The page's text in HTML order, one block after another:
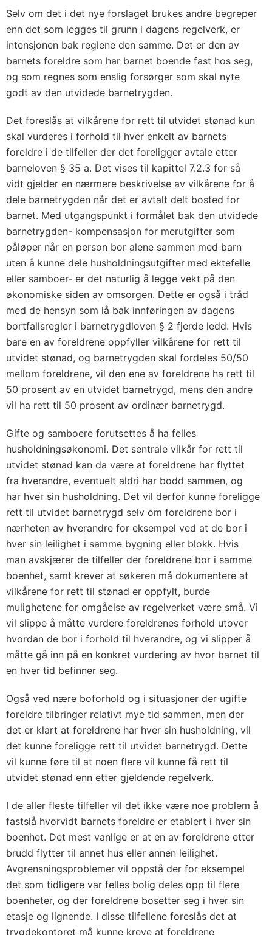
Selv om det i det nye forslaget brukes andre begreper
enn det som legges til grunn i dagens regelverk, er
intensjonen bak reglene den samme. Det er den av
barnets foreldre som har barnet boende fast hos seg,
og som regnes som enslig forsørger som skal nyte
godt av den utvidede barnetrygden.
Det foreslås at vilkårene for rett til utvidet stønad kun
skal vurderes i forhold til hver enkelt av barnets
foreldre i de tilfeller der det foreligger avtale etter
barneloven § 35 a. Det vises til kapittel 7.2.3 for så
vidt gjelder en nærmere beskrivelse av vilkårene for å
dele barnetrygden når det er avtalt delt bosted for
barnet. Med utgangspunkt i formålet bak den utvidede
barnetrygden- kompensasjon for merutgifter som
påløper når en person bor alene sammen med barn
uten å kunne dele husholdningsutgifter med ektefelle
eller samboer- er det naturlig å legge vekt på den
økonomiske siden av omsorgen. Dette er også i tråd
med de hensyn som lå bak innføringen av dagens
bortfallsregler i barnetrygdloven § 2 fjerde ledd. Hvis
bare en av foreldrene oppfyller vilkårene for rett til
utvidet stønad, og barnetrygden skal fordeles 50/50
mellom foreldrene, vil den ene av foreldrene ha rett til
50 prosent av en utvidet barnetrygd, mens den andre
vil ha rett til 50 prosent av ordinær barnetrygd.
Gifte og samboere forutsettes å ha felles
husholdningsøkonomi. Det sentrale vilkår for rett til
utvidet stønad kan da være at foreldrene har flyttet
fra hverandre, eventuelt aldri har bodd sammen, og
har hver sin husholdning. Det vil derfor kunne foreligge
rett til utvidet barnetrygd selv om foreldrene bor i
nærheten av hverandre for eksempel ved at de bor i
hver sin leilighet i samme bygning eller blokk. Hvis
man avskjærer de tilfeller der foreldrene bor i samme
boenhet, samt krever at søkeren må dokumentere at
vilkårene for rett til stønad er oppfylt, burde
mulighetene for omgåelse av regelverket være små. Vi
vil slippe å måtte vurdere foreldrenes forhold utover
hvordan de bor i forhold til hverandre, og vi slipper å
måtte gå inn på en konkret vurdering av hvor barnet til
en hver tid befinner seg.
Også ved nære boforhold og i situasjoner der ugifte
foreldre tilbringer relativt mye tid sammen, men der
det er klart at foreldrene har hver sin husholdning, vil
det kunne foreligge rett til utvidet barnetrygd. Dette
vil kunne føre til at noen flere vil kunne få rett til
utvidet stønad enn etter gjeldende regelverk.
I de aller fleste tilfeller vil det ikke være noe problem å
fastslå hvorvidt barnets foreldre er etablert i hver sin
boenhet. Det mest vanlige er at en av foreldrene etter
brudd flytter til annet hus eller annen leilighet.
Avgrensningsproblemer vil oppstå der for eksempel
det som tidligere var felles bolig deles opp til flere
boenheter, og der foreldrene bosetter seg i hver sin
etasje og lignende. I disse tilfellene foreslås det at
trygdekontoret må kunne kreve at foreldrene